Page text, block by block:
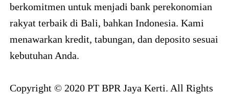
berkomitmen untuk menjadi bank perekonomian
rakyat terbaik di Bali, bahkan Indonesia. Kami
menawarkan kredit, tabungan, dan deposito sesuai
kebutuhan Anda.
Copyright © 2020 PT BPR Jaya Kerti. All Rights